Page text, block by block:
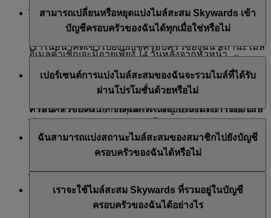
ได้ง่ายขึ้น แต่จะไม่สามารถรับหรือแบ่งไมล์สะสม
Skywards ลงในบัญชีครอบครัวของฉันได้
อีเมลคำเชิญจะมีอายุเพียง 14 วันหลังจากหัวหน้า
ครอบครัวส่งไปให้เท่านั้น (อายุของอีเมลจะมีแจ้งไว้ใน
อีเมลที่ส่งถึงสมาชิกครอบครัว)
หัวหน้าครอบครัวอาจยกเลิกคำเชิญก่อนได้รับการตอบรับ
เมื่อส่งอีเมลคำเชิญไปแล้ว ระบบจะนำทางสมาชิกไปยัง
ตน หรือสมัครเข้าร่วมโปรแกรม Emirates Skywards
Skywards เลยหรือจะแบ่งให้ทั้งหมดไปยังบัญชีครอบครัว
ของฉันได้ ทั้งนี้ สามารถเปลี่ยนแปลงเปอร์เซ็นต์ในการ
Skywards ของคุณเป็น 100% เพื่อให้ไมล์สะสม Skywards
ทั้งหมดที่คุณได้รับจากเที่ยวบินเอมิเรตส์หรือพันธมิตรของ
เราในอนาคตเข้าไปยังบัญชีครอบครัวของฉัน สถานะไมล์
คงโอนเข้าบัญชีสมาชิก Emirates Skywards ส่วนตัวของ
สามารถเปลี่ยนหรือหยุดแบ่งไมล์สะสม Skywards เข้า
บัญชีครอบครัวของฉันได้ทุกเมื่อใช่หรือไม่
หรือ 100% หรือหยุดแบ่งไมล์สะสมได้ทุกเมื่อ ด้วยเลือกที่
ปุ่ม 'แก้ไข' ซึ่งปรากฏอยู่ถัดจากชื่อของคุณบนแดชบอร์ด
ครอบครัวของฉัน หากคุณกำหนดเปอร์เซ็นต์การแบ่งไมล์
เข้าบัญชีสมาชิก Emirates Skywards ส่วนตัวของคุณ
ทางในเที่ยวบินชุดปัจจุบันไปแล้วเท่านั้น ตัวอย่างเช่น หาก
คุณกำลังอยู่ระหว่างเที่ยวบิน กรุงเทพฯ-ดูไบ-ลอนดอน การ
เปอร์เซนต์การแบ่งไมล์สะสมของฉันจะรวมไมล์ที่ได้รับ
ผ่านโปรโมชั่นด้วยหรือไม่
ทั้งหมดที่ได้รับ ซึ่งรวมถึงโบนัสหรือที่ได้รับผ่านโปรโมชั่น
ด้วย จำนวนไมล์สะสม Skywards ที่แบ่งให้ จะถูกปัดเศษให้
เป็นจำนวนเต็มลำดับถัดไปเสมอ
เมื่อมีการแบ่งไมล์สะสม Skywards ในบัญชีครอบครัวของ
ฉันแล้ว จะไม่สามารถโอนกลับมายังบัญชีสมาชิกส่วนตัว
ฉันสามารถแบ่งสถานะไมล์สะสมของสมาชิกไปยังบัญชี
ครอบครัวของฉันได้หรือไม่
ยังบัญชีครอบครัวของฉัน สถานะไมล์สะสมของสมาชิกจะ
ยังคงโอนเข้าไปยังบัญชีสมาชิก Emirates Skywards หรือ
เราจะใช้ไมล์สะสม Skywards ที่รวมอยู่ในบัญชี
ครอบครัวของฉันได้อย่างไร